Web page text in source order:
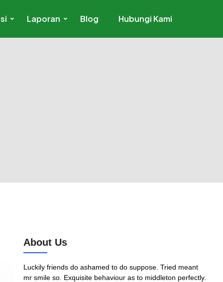
Laporan Blog Hubungi Kami
About Us
Luckily friends do ashamed to do suppose. Tried meant
mr smile so. Exquisite behaviour as to middleton perfectly.